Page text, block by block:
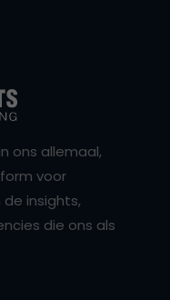
ons allemaal,
voor
insights,
die ons als